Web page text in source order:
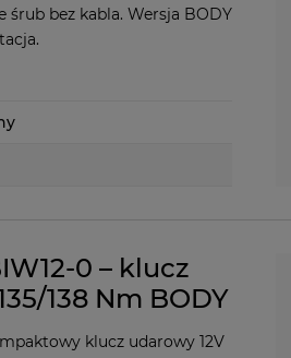
śrub bez kabla. Wersja BODY
0 – klucz
138 Nm BODY
klucz udarowy 12V